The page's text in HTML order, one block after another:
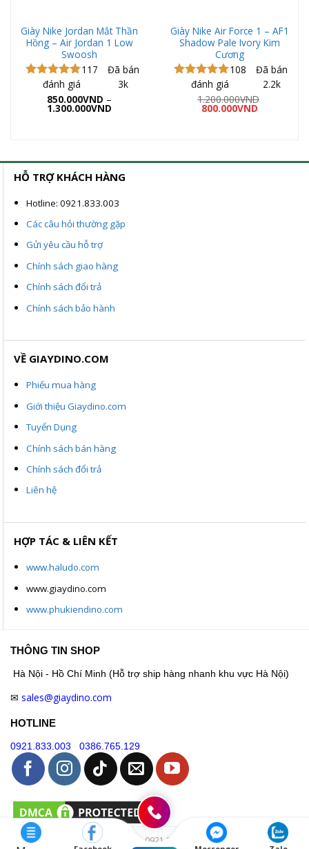
Giày Nike Jordan Mắt Thần
Hồng – Air Jordan 1 Low
Swoosh
Được xếp
hạng5.00
5 sao
117
đánh giá
Đã bán
3k
850.000VND –
1.300.000VND
Giày Nike Air Force 1 – AF1
Shadow Pale Ivory Kim
Cương
Được xếp
hạng 5.00
108
đánh giá
Đã bán
2.2k
1.200.000VND
Giá
gốc
800.000VND
HỖ TRỢ KHÁCH HÀNG
Hotline: 0921.833.003
Các câu hỏi thường gặp
Gửi yêu cầu hỗ trợ
Chính sách giao hàng
Chính sách đổi trả
Chính sách bảo hành
VỀ GIAYDINO.COM
Phiếu mua hàng
Giới thiệu Giaydino.com
Tuyển Dụng
Chính sách bán hàng
Chính sách đổi trả
Liên hệ
HỢP TÁC & LIÊN KẾT
www.haludo.com
www.giaydino.com
www.phukiendino.com
THÔNG TIN SHOP
Hà Nội - Hồ Chí Minh (Hỗ trợ ship hàng nhanh khu vực Hà Nội)
✉ sales@giaydino.com
HOTLINE
0921.833.003 0386.765.129
Hotline: 0921.833.003